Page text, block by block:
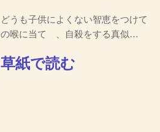
も子供によくない智恵をつけて
喉に当てゝ、自殺をする真似…
紙で読む